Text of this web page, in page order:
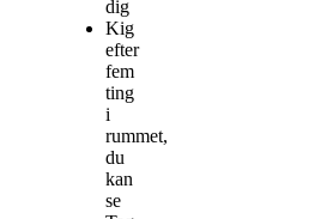
dig
Kig
efter
fem
ting
i
rummet,
du
kan
se